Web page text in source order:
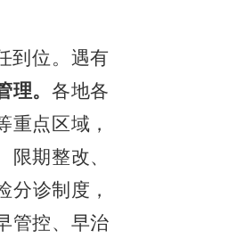
到位。遇有
理。各地各
点区域，
期整改、
诊制度，
管控、早治